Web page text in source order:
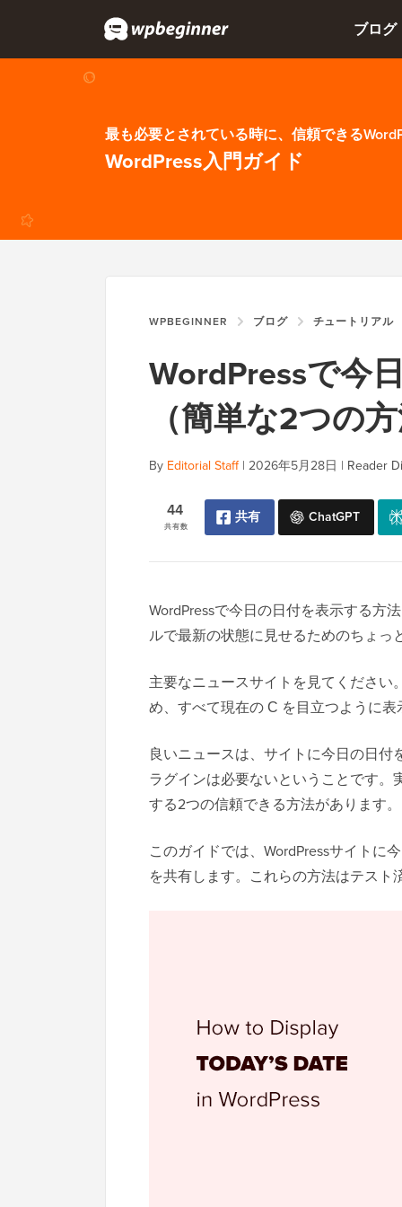
ブログ
最も必要とされている時に、信頼できる
WordPress入門ガイド
WPBEGINNER ブログ チュートリアル
WordPressで今
（簡単な2つの
By Editorial Staff| 2026年5月28日 | Reader
共有数
44 共有 ChatGPT
WordPressで今日の日付を表示する方
ルで最新の状態に見せるためのちょっ
主要なニュースサイトを見てくださ
め、すべて現在の С を目立つように表
良いニュースは、サイトに今日の日
ラグインは必要ないということです
する2つの信頼できる方法があります。
このガイドでは、WordPressサイトに
を共有します。これらの方法はテス